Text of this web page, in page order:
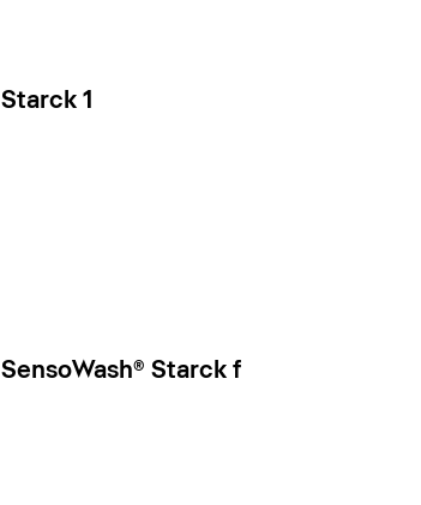
Starck 1
SensoWash® Starck f